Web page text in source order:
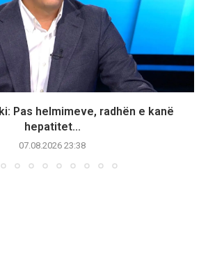
Pas helmimeve, radhën e kanë
hepatitet...
07.08.2026 23:38